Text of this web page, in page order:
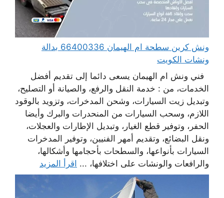
ونش كرين سطحة ام الهيمان 66400336 بدالة
ونشات الكويت
فني ونش ام الهيمان يسعى دائما إلى تقديم أفضل
الخدمات، من : خدمة النقل والرفع، والصيانة أو التصليح،
وتبديل زيت السيارات، وشحن المدخرات، وتزويد بالوقود
اللازم، وسحب السيارات من المنحدرات والبرك وأيضا
الحفر، وتوفير قطع الغيار، وتبديل الإطارات والعجلات،
ونقل البضائع، وتقديم أمهر الفنيين، وتوفير المدخرات
السيارات بأنواعها، والسطحات بأحجامها وأشكالها،
والرافعات والونشات على اختلافها، ... اقرأ المزيد